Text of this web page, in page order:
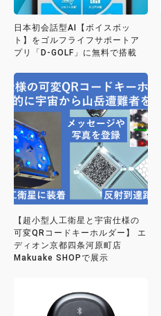
日本初会話型AI【ボイスボッ
ト】をゴルフライフサポートア
プリ「D-GOLF」に無料で搭載
【超小型人工衛星と宇宙仕様の
可変QRコードキーホルダー】 エ
ディオン京都四条河原町店
Makuake SHOPで展示